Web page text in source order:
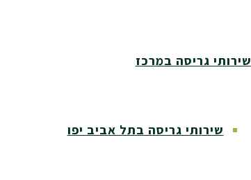
שירותי גריסה במרכז
שירותי גריסה בתל אביב יפו